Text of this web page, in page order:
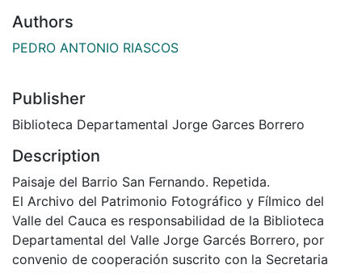
Authors
PEDRO ANTONIO RIASCOS
Publisher
Biblioteca Departamental Jorge Garces Borrero
Description
Paisaje del Barrio San Fernando. Repetida.
El Archivo del Patrimonio Fotográfico y Fílmico del
Valle del Cauca es responsabilidad de la Biblioteca
Departamental del Valle Jorge Garcés Borrero, por
convenio de cooperación suscrito con la Secretaria